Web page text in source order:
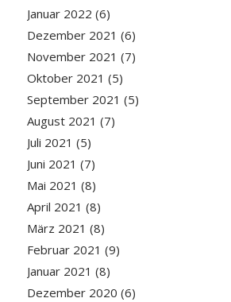
Januar 2022 (6)
Dezember 2021 (6)
November 2021 (7)
Oktober 2021 (5)
September 2021 (5)
August 2021 (7)
Juli 2021 (5)
Juni 2021 (7)
Mai 2021 (8)
April 2021 (8)
März 2021 (8)
Februar 2021 (9)
Januar 2021 (8)
Dezember 2020 (6)